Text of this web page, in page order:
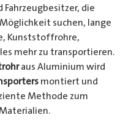
die
suchen, lange
Kunststoffrohre,
mehr zu transportieren.
aus Aluminium wird
montiert und
Methode zum